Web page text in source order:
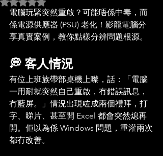
電腦玩緊突然重啟？可能唔係中毒，而
係電源供應器 (PSU) 老化！影龍電腦分
享真實案例，教你點樣分辨問題根源。
💭 客人情況
有位上班族帶部桌機上嚟，話：「電腦
一用耐就突然自己重啟，冇錯誤訊息，
冇藍屏。」情況出現咗成兩個禮拜，打
字、睇片、甚至開 Excel 都會突然熄再
開。佢以為係 Windows 問題，重灌兩次
都冇改善。